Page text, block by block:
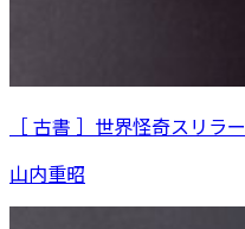
［ 古書 ］世界怪奇スリラ
山内重昭